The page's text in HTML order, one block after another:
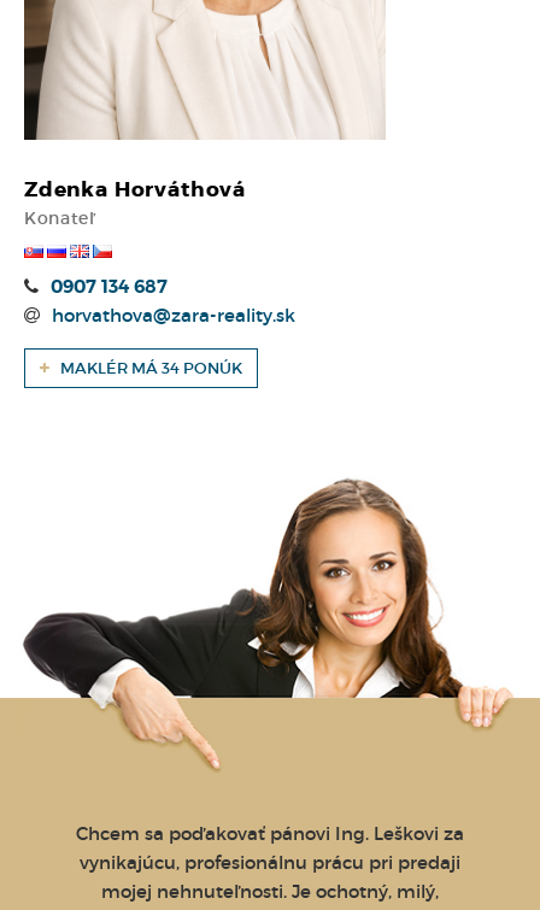
Zdenka Horváthová
Konateľ
0907 134 687
horvathova@zara-reality.sk
MAKLÉR MÁ 34 PONÚK
Chcem sa poďakovať pánovi Ing. Leškovi za
vynikajúcu, profesionálnu prácu pri predaji
mojej nehnuteľnosti. Je ochotný, milý,